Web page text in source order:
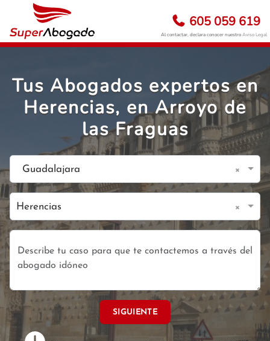
605 059 619
Al contactar, declara conocer nuestroAviso Legal
Tus Abogados expertos en
Herencias, en Arroyo de
las Fraguas
Guadalajara ×
Herencias ×
SIGUIENTE